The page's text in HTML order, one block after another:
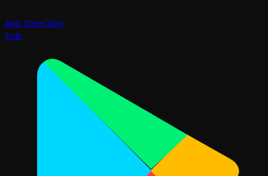
App Store'dan
İndir